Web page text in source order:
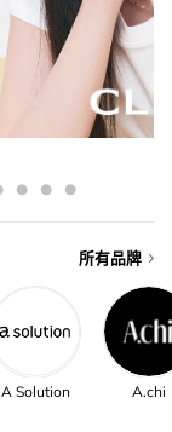
所有品牌
A Solution A.chi